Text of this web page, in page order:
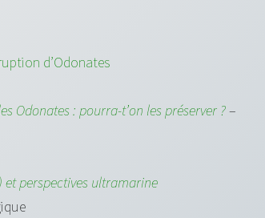
d’Odonates
Odonates : pourra-t’on les préserver ?–
et perspectives ultramarine